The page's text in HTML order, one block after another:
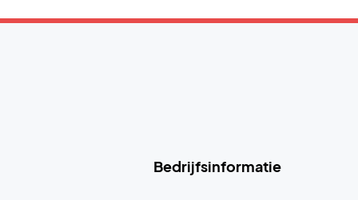
Bedrijfsinformatie